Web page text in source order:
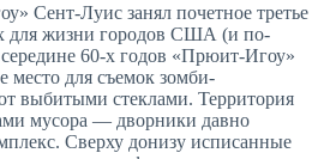
Сент-Луис занял почетное третье
для жизни городов США (и по-
60-х годов «Прюит-Игоу»
место для съемок зомби-
выбитыми стек­лами. Территория
мусора — дворники давно
Сверху донизу исписанные